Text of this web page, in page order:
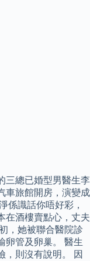
三總已婚型男醫生李
車旅館開房，演變成
係識話你唔好彩，
在酒樓賣點心，丈夫
，她被聯合醫院診
卵管及卵巢。 醫生
，則沒有說明。 因